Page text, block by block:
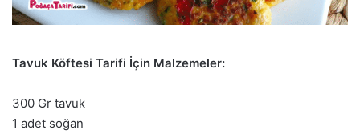
Tavuk Köftesi Tarifi İçin Malzemeler:
300 Gr tavuk
1 adet soğan